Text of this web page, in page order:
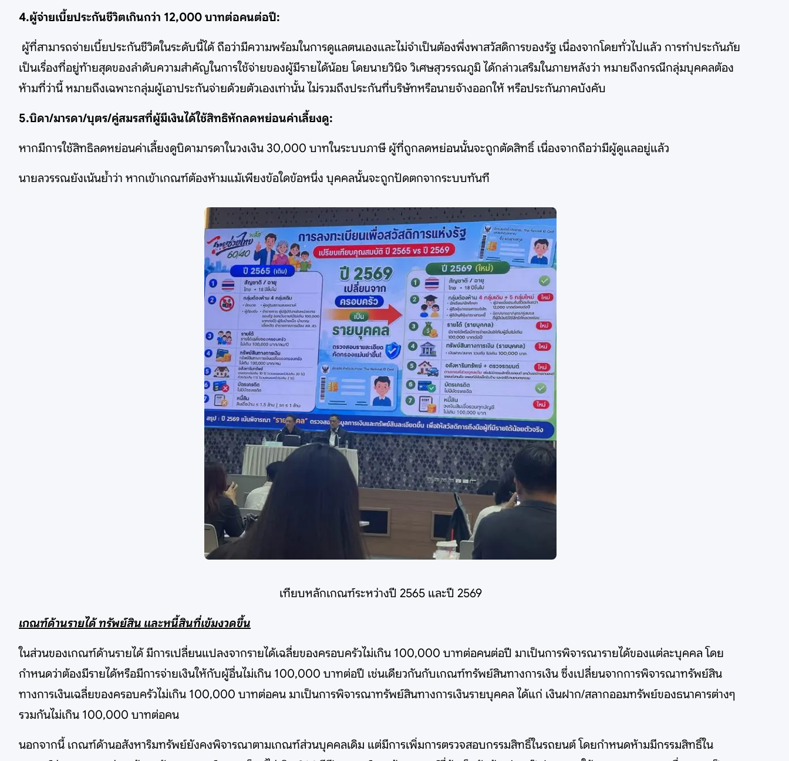
4.ผู้จ่ายเบี้ยประกันชีวิตเกินกว่า 12,000 บาทต่อคนต่อปี:
ผู้ที่สามารถจ่ายเบี้ยประกันชีวิตในระดับนี้ได้ ถือว่ามีความพร้อมในการดูแลตนเองและไม่จำเป็นต้องพึ่งพาสวัสดิการของรัฐ เนื่องจากโดยทั่วไปแล้ว การทำประกันภัย
เป็นเรื่องที่อยู่ท้ายสุดของลำดับความสำคัญในการใช้จ่ายของผู้มีรายได้น้อย โดยนายวินิจ วิเศษสุวรรณภูมิ ได้กล่าวเสริมในภายหลังว่า หมายถึงกรณีกลุ่มบุคคลต้อง
ห้ามที่ว่านี้ หมายถึงเฉพาะกลุ่มผู้เอาประกันจ่ายด้วยตัวเองเท่านั้น ไม่รวมถึงประกันที่บริษัทหรือนายจ้างออกให้ หรือประกันภาคบังคับ
5.บิดา/มารดา/บุตร/คู่สมรสที่ผู้มีเงินได้ใช้สิทธิหักลดหย่อนค่าเลี้ยงดู:
หากมีการใช้สิทธิลดหย่อนค่าเลี้ยงดูบิดามารดาในวงเงิน 30,000 บาทในระบบภาษี ผู้ที่ถูกลดหย่อนนั้นจะถูกตัดสิทธิ์ เนื่องจากถือว่ามีผู้ดูแลอยู่แล้ว
นายลวรรณยังเน้นย้ำว่า หากเข้าเกณฑ์ต้องห้ามแม้เพียงข้อใดข้อหนึ่ง บุคคลนั้นจะถูกปัดตกจากระบบทันที
เทียบหลักเกณฑ์ระหว่างปี 2565 และปี 2569
เกณฑ์ด้านรายได้ ทรัพย์สิน และหนี้สินที่เข้มงวดขึ้น
ในส่วนของเกณฑ์ด้านรายได้ มีการเปลี่ยนแปลงจากรายได้เฉลี่ยของครอบครัวไม่เกิน 100,000 บาทต่อคนต่อปี มาเป็นการพิจารณารายได้ของแต่ละบุคคล โดย
กำหนดว่าต้องมีรายได้หรือมีการจ่ายเงินให้กับผู้อื่นไม่เกิน 100,000 บาทต่อปี เช่นเดียวกันกับเกณฑ์ทรัพย์สินทางการเงิน ซึ่งเปลี่ยนจากการพิจารณาทรัพย์สิน
ทางการเงินเฉลี่ยของครอบครัวไม่เกิน 100,000 บาทต่อคน มาเป็นการพิจารณาทรัพย์สินทางการเงินรายบุคคล ได้แก่ เงินฝาก/สลากออมทรัพย์ของธนาคารต่างๆ
รวมกันไม่เกิน 100,000 บาทต่อคน
นอกจากนี้ เกณฑ์ด้านอสังหาริมทรัพย์ยังคงพิจารณาตามเกณฑ์ส่วนบุคคลเดิม แต่มีการเพิ่มการตรวจสอบกรรมสิทธิ์ในรถยนต์ โดยกำหนดห้ามมีกรรมสิทธิ์ใน